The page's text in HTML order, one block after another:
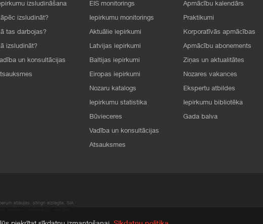
izsludināšana
izsludināt?
tas darbojas?
izsludināt?
un konsultācijas
EIS monitorings
Iepirkumu monitorings
Aktuālie iepirkumi
Latvijas iepirkumi
Baltijas iepirkumi
Eiropas iepirkumi
Nozaru katalogs
Iepirkumu statistika
Būvieceres
Vadība un konsultācijas
Atsauksmes
Apmācību kalendārs
Praktikumi
Korporatīvās apmācības
Apmācību abonements
Ziņas un aktualitātes
Nozares vakances
Ekspertu atbildes
Iepirkumu bibliotēka
Gada balva
atļaujas, stingri aizliegta. SIA